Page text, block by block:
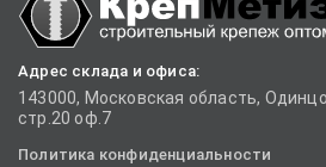
Адрес склада и офиса:
143000, Московская область,
стр.20 оф.7
Политика конфиденциальности